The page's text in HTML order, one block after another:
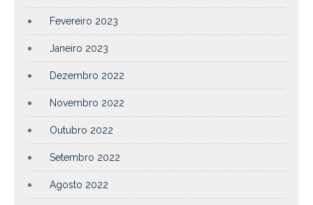
Fevereiro 2023
Janeiro 2023
Dezembro 2022
Novembro 2022
Outubro 2022
Setembro 2022
Agosto 2022